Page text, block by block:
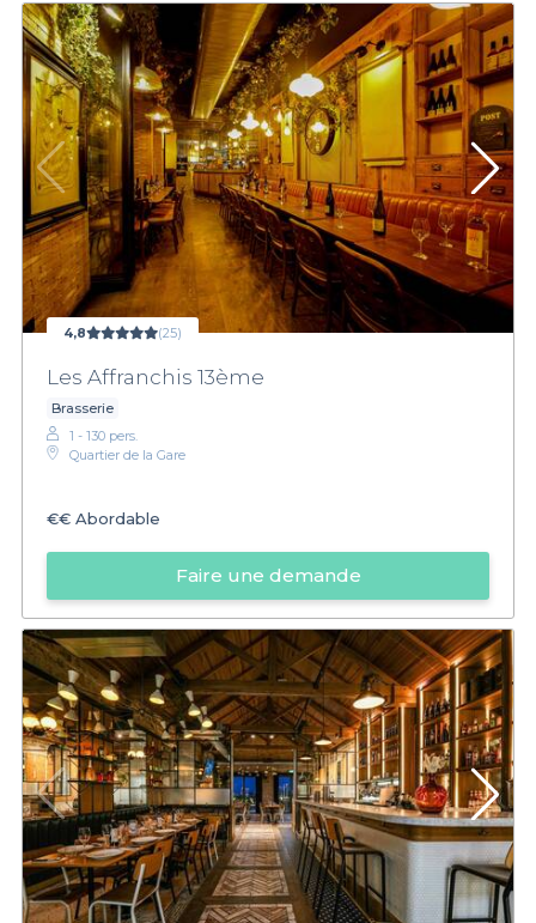
4,8 (25)
Les Affranchis 13ème
Brasserie
1 - 130 pers.
Quartier de la Gare
€€ Abordable
Faire une demande